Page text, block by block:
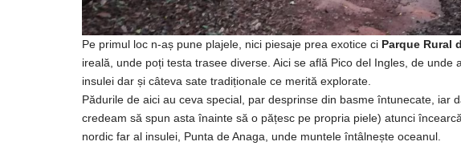
Pe primul loc n-aș pune plajele, nici piesaje prea exotice ci Parque Rural
ireală, unde poți testa trasee diverse. Aici se află Pico del Ingles, de unde
insulei dar și câteva sate tradiționale ce merită explorate.
Pădurile de aici au ceva special, par desprinse din basme întunecate, iar
credeam să spun asta înainte să o pățesc pe propria piele) atunci
nordic far al insulei, Punta de Anaga, unde muntele întâlnește oceanul.